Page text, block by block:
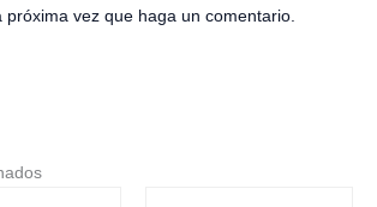
vez que haga un comentario.